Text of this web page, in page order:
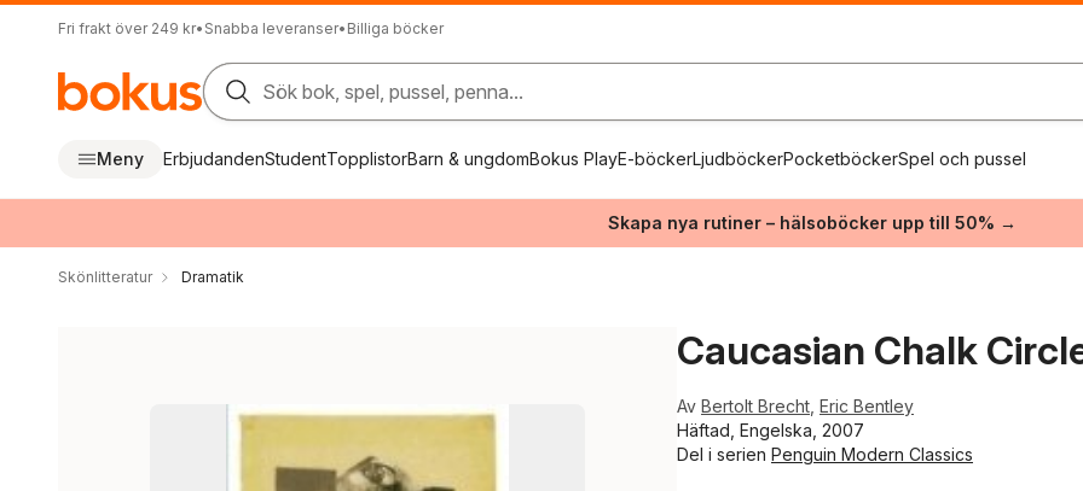
Fri frakt över 249 kr• Snabba leveranser• Billiga böcker
Sök bok, spel, pussel, penna...
Meny ErbjudandenStudentTopplistorBarn & ungdomBokus PlayE-böckerLjudböckerPocketböckerSpel och pussel
Skapa nya rutiner – hälsoböcker upp till 50% →
Skönlitteratur Dramatik
Caucasian Chalk
Av Bertolt Brecht Eric Bentley
Häftad, Engelska, 2007
Del i serien Penguin Modern Classics